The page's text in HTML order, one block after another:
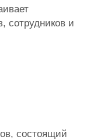
сотрудников и
состоящий